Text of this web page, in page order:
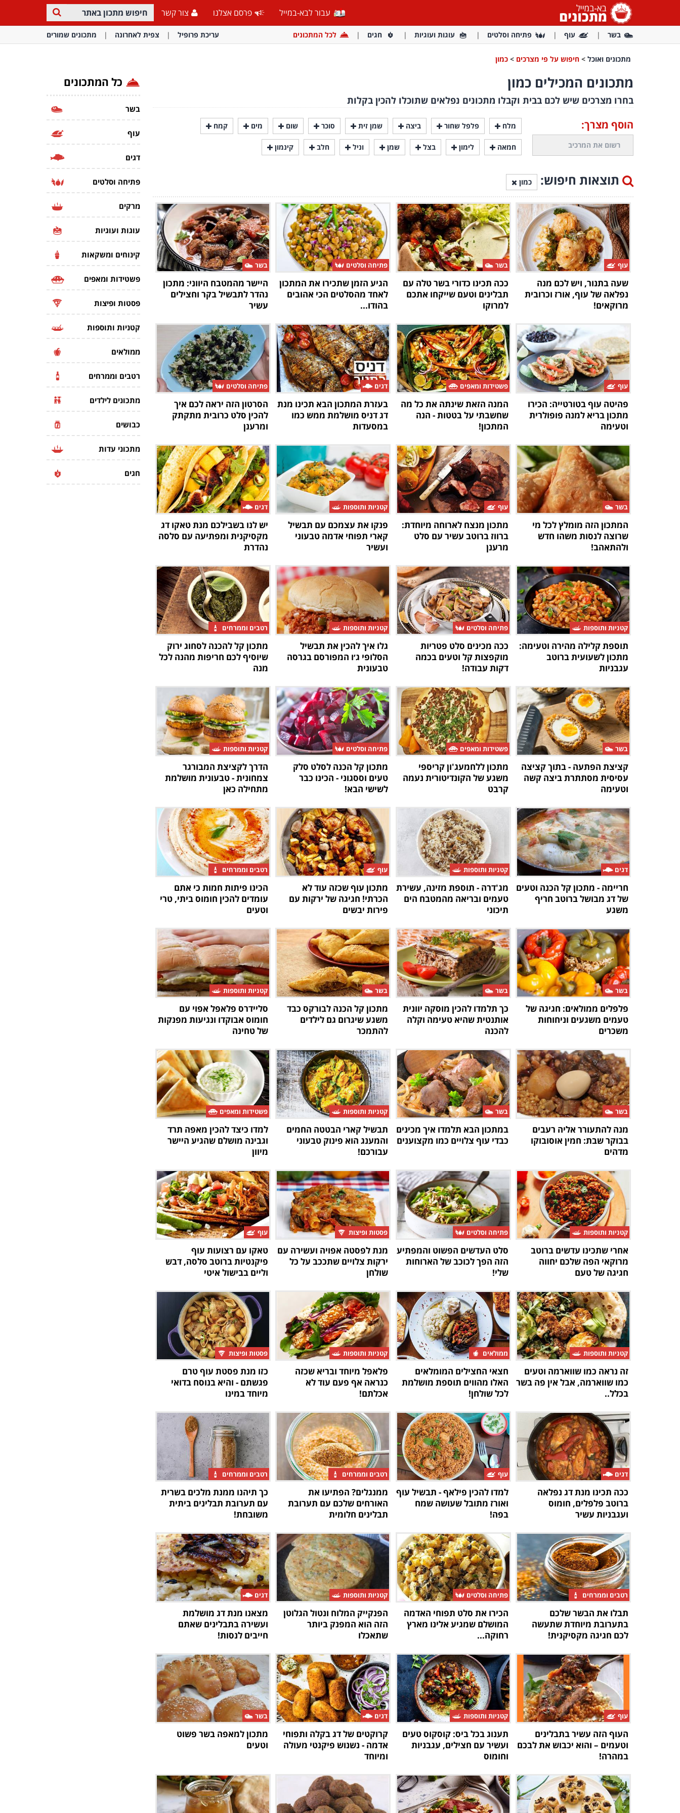
עבור לבא-במייל פרסם אצלנו צור קשר
בשר עוף פתיחה וסלטים עוגות ועוגיות חגים לכל המתכונים עריכת פרופיל צפית לאחרונה מתכונים שמורים
מתכונים ואוכל > חיפוש על פי מצרכים > כמון
מתכונים המכילים כמון
בחרו מצרכים שיש לכם בבית וקבלו מתכונים נפלאים שתוכלו להכין בקלות
הוסף מצרך: מלח פלפל שחור ביצה שמן זית סוכר שום מים קמח
חמאה לימון בצל שמן וניל חלב קינמון
תוצאות חיפוש: כמון
עוף
שעה בתנור, ויש לכם מנה
נפלאה של עוף, אורז וכרובית
מרוקאים!
בשר
ככה תכינו כדורי בשר טלה עם
תבלינים וטעם שייקחו אתכם
למרוקו
פתיחה וסלטים
הגיע הזמן שתכירו את המתכון
לאחד מהסלטים הכי אהובים
בהודו...
בשר
היישר מהמטבח היווני: מתכון
נהדר לתבשיל בקר וחצילים
עשיר
עוף
פהיטה עוף בטורטייה: הכירו
מתכון בריא למנה פופולרית
וטעימה
פשטידות ומאפים
המנה הזאת שינתה את כל מה
שחשבתי על בטטות - הנה
המתכון!
דגים
בעזרת המתכון הבא תכינו מנת
דג דניס מושלמת ממש כמו
במסעדות
פתיחה וסלטים
הסרטון הזה יראה לכם איך
להכין סלט כרובית מתקתק
ומרענן
בשר
המתכון הזה מומלץ לכל מי
שרוצה לנסות משהו חדש
ולהתאהב!
עוף
מתכון מנצח לארוחה מיוחדת:
ברווז ברוטב עשיר עם סלט
מרענן
קטניות ותוספות
פנקו את עצמכם עם תבשיל
קארי תפוחי אדמה טבעוני
ועשיר
דגים
יש לנו בשבילכם מנת טאקו דג
מקסיקנית ומפתיעה עם סלסה
נהדרת
קטניות ותוספות
תוספת קלילה מהירה וטעימה:
מתכון לשעועית ברוטב
עגבניות
פתיחה וסלטים
ככה מכינים סלט פטריות
מוקפצות קל וטעים בכמה
דקות עבודה!
קטניות ותוספות
גלו איך להכין את תבשיל
הסלופי ג׳ו המפורסם בגרסה
טבעונית
רטבים וממרחים
מתכון קל להכנה לסחוג ירוק
שיוסיף לכם חריפות מהנה לכל
מנה
בשר
קציצת הפתעה - בתוך קציצה
עסיסית מסתתרת ביצה קשה
וטעימה
פשטידות ומאפים
מתכון ללחמעג'ון קריספי
משגע של הקונדיטורית נעמה
קרבט
פתיחה וסלטים
מתכון קל הכנה לסלט סלק
טעים וססגוני - הכינו כבר
לשישי הבא!
קטניות ותוספות
הדרך לקציצת המבורגר
צמחונית - טבעונית מושלמת
מתחילה כאן
דגים
חריימה - מתכון קל הכנה וטעים
של דג מבושל ברוטב חריף
משגע
קטניות ותוספות
מג'דרה - תוספת מזינה, עשירת
טעמים ובריאה מהמטבח הים
תיכוני
עוף
מתכון עוף שכזה עוד לא
הכרתי! חגיגה של ירקות עם
פירות יבשים
רטבים וממרחים
הכינו פיתות חמות כי אתם
עומדים להכין חומוס ביתי, טרי
וטעים
בשר
פלפלים ממולאים: חגיגה של
טעמים משגעים וניחוחות
משכרים
בשר
כך תלמדו להכין מוסקה יוונית
אותנטית שהיא טעימה וקלה
להכנה
בשר
מתכון קל הכנה לבורקס כבד
משגע שיגרום גם לילדים
להתמכר
קטניות ותוספות
סליידרס פלאפל אפוי עם
חומוס אבוקדו ונגיעות מפנקות
של טחינה
בשר
מנה להתעורר אליה רעבים
בבוקר שבת: חמין אוסובוקו
מדהים
בשר
במתכון הבא תלמדו איך מכינים
כבדי עוף צלויים כמו מקצוענים
קטניות ותוספות
תבשיל קארי הבטטה החמים
והמענג הוא פינוק טבעוני
עבורכם!
פשטידות ומאפים
למדו כיצד להכין מאפה תרד
וגבינה מושלם שהגיע היישר
מיוון
קטניות ותוספות
אחרי שתכינו עדשים ברוטב
מרוקאי הפה שלכם יחווה
חגיגה של טעם
פתיחה וסלטים
סלט העדשים הפשוט והמפתיע
הזה הפך לכוכב של הארוחות
שלי!
פסטות ופיצות
מנת לפסטה אפויה ועשירה עם
ירקות צלויים שתככב על כל
שולחן
עוף
טאקו עם רצועות עוף
פיקנטיות ברוטב סלסה, דבש
וליים בבישול איטי
קטניות ותוספות
זה נראה כמו שווארמה וטעים
כמו שווארמה, אבל אין פה בשר
בכלל..
ממולאים
חצאי החצילים המומלאים
האלו מהווים תוספת מושלמת
לכל שולחן!
קטניות ותוספות
פלאפל מיוחד ובריא שכזה
כנראה אף פעם עוד לא
אכלתם!
פסטות ופיצות
כזו מנת פסטת עוף טרם
פגשתם - והיא בנוסח בדואי
מיוחד במינו
דגים
ככה תכינו מנת דג נפלאה
ברוטב פלפלים, חומוס
ועגבניות עשיר
עוף
למדו להכין פילאף - תבשיל עוף
ואורז מתובל שעושה שמח
בפה!
רטבים וממרחים
ממנגלים? הפתיעו את
האורחים שלכם עם תערובת
תבלינים חלומית
רטבים וממרחים
כך תיהנו ממנת מלכים בשרית
עם תערובת תבלינים ביתית
משובחת!
רטבים וממרחים
תבלו את הבשר שלכם
בתערובת מיוחדת שתעשה
לכם חגיגה מקסיקנית!
פתיחה וסלטים
הכירו את סלט תפוחי האדמה
המושלם שמגיע אלינו מארץ
רחוקה...
קטניות ותוספות
הפנקייק המלוח ונטול הגלוטן
הזה הוא המפנק ביותר
שתאכלו
דגים
מצאנו מנת דג מושלמת
ועשירה בתבלינים שאתם
חייבים לנסות!
עוף
העוף הזה עשיר בתבלינים
וטעמים – והוא יכבוש את לבכם
במהרה!
קטניות ותוספות
תענוג בכל ביס: קוסקוס טעים
ועשיר עם חצילים, עגבניות
וחומוס
דגים
קרוקטים של דג בקלה ותפוחי
אדמה - נשנוש פיקנטי מעולה
ומיוחד
בשר
מתכון למאפה בשר פשוט
וטעים
כל המתכונים
בשר
עוף
דגים
פתיחה וסלטים
מרקים
עוגות ועוגיות
קינוחים ומשקאות
פשטידות ומאפים
פסטות ופיצות
קטניות ותוספות
ממולאים
רטבים וממרחים
מתכונים לילדים
כבושים
מתכוני עדות
חגים